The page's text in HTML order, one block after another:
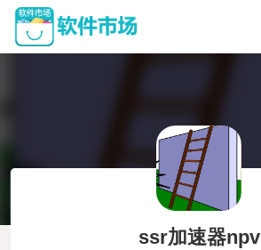
ssr加速器npv